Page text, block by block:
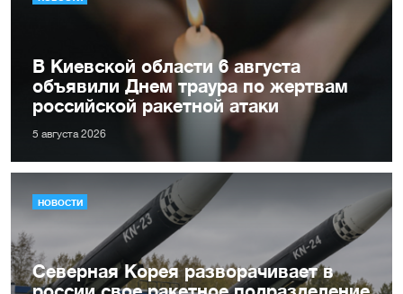
В Киевской области 6 августа
объявили Днем траура по жертвам
российской ракетной атаки
5 августа 2026
НОВОСТИ
Северная Корея разворачивает в